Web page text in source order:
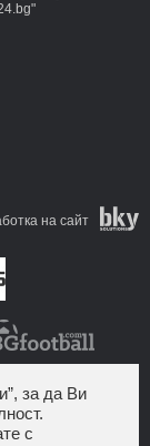
на сайт
за да Ви
с